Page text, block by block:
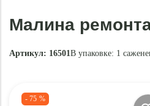
Малина
Артикул: 16501В упаковке: 1
- 75 %